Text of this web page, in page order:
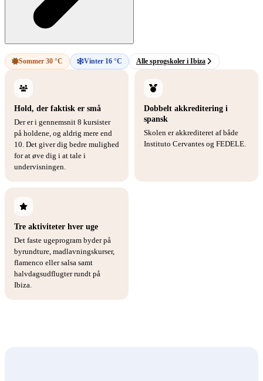
Sommer 30 °C Vinter 16 °C Alle sprogskoler i Ibiza
Hold, der faktisk er små
Der er i gennemsnit 8 kursister
på holdene, og aldrig mere end
10. Det giver dig bedre mulighed
for at øve dig i at tale i
undervisningen.
Dobbelt akkreditering i
spansk
Skolen er akkrediteret af både
Instituto Cervantes og FEDELE.
Tre aktiviteter hver uge
Det faste ugeprogram byder på
byrundture, madlavningskurser,
flamenco eller salsa samt
halvdagsudflugter rundt på
Ibiza.